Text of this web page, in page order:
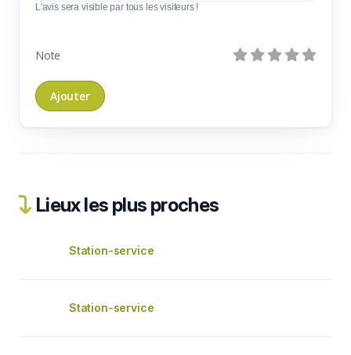
L'avis sera visible par tous les visiteurs !
Note
Lieux les plus proches
Station-service
Station-service